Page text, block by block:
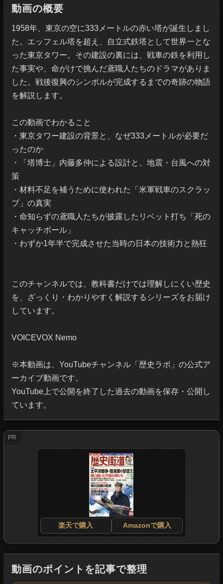
動画の概要
1958年、東京の空に333メートルの赤い塔が誕生しまし
た。エッフェル塔を超え、自立式鉄塔として世界一とな
った東京タワー。その建設の裏には、戦車の鉄を利用し
た事実や、命がけで挑んだ鳶職人たちのドラマがありま
した。戦後復興のシンボルが完成するまでの奇跡の物語
を解説します。
この動画でわかること
・東京タワー建設の背景と、なぜ333メートルが必要だ
ったのか
・「塔博士」内藤多仲による設計と、地震・台風への対
策
・材料不足を補うために使われた「米軍戦車のスクラッ
プ」の真実
・命知らずの鳶職人たちが披露したリベット打ち「死の
キャッチボール」
・わずか1年半で完成させた当時の日本の技術力と熱狂
このチャンネルでは、教科書だけでは理解しにくい歴史
を、ざっくり・わかりやすく解説するシリーズをお届け
しています。
VOICEVOX Nemo
※本動画は、YouTubeチャンネル「歴史ラボ」の公式ア
ーカイブ動画です。
YouTube上で公開を終了した過去の動画を保存・公開し
ています。
PR
楽天で購入 Amazonで購入
動画のポイントを記事で整理